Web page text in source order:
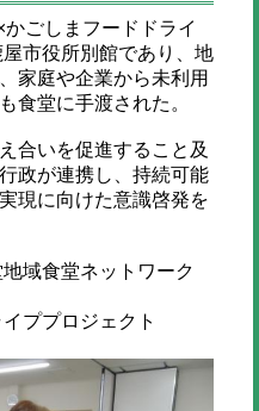
ごしまフードドライ
市役所別館であり、地
家庭や企業から未利用
食堂に手渡された。
合いを促進すること及
政が連携し、持続可能
現に向けた意識啓発を
域食堂ネットワーク
ププロジェクト